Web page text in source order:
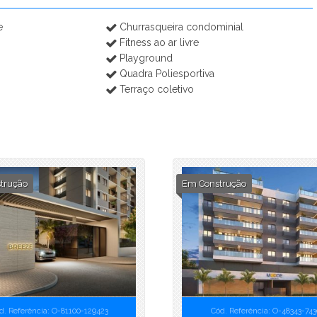
Ilhamar (1)
Império do Ouro - Fase 1 (1)
Império do Ouro - Fase 3 (3)
Ipê Amarelo Residencial - Breve Lançamento (3)
Jardim das Amoreiras - Breve Lançamento (3)
Liv Primavera (1)
Madri Residencial Clube (1)
Mar de Trindade - Breve Lançamento (2)
Mare Pontal Oceânico (4)
Máris (3)
Mirante da Luz - Fase 1 (5)
Mirante da Luz - Fase 2 (4)
MO.dO Design Living (4)
Mode Freguesia (5)
Churrasqueira condominial
Fitness ao ar livre
Playground
Quadra Poliesportiva
Terraço coletivo
Referência: O-81100-129423
Em Construção
Cód. Referência: O-48343-